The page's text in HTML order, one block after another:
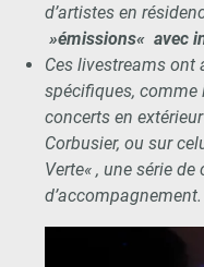
d’artistes en
»émissions« avec
Ces livestreams ont
spécifiques, comme
concerts en
Corbusier, ou sur
Verte« , une série
d’accompagnement.